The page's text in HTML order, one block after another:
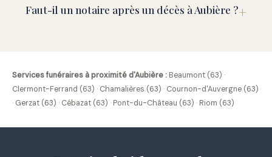
Faut-il un notaire après un décès à Aubière ?
Services funéraires à proximité d'Aubière : Beaumont (63) ·
Clermont-Ferrand (63) · Chamalières (63) · Cournon-d'Auvergne (63)
· Gerzat (63) · Cébazat (63) · Pont-du-Château (63) · Riom (63)